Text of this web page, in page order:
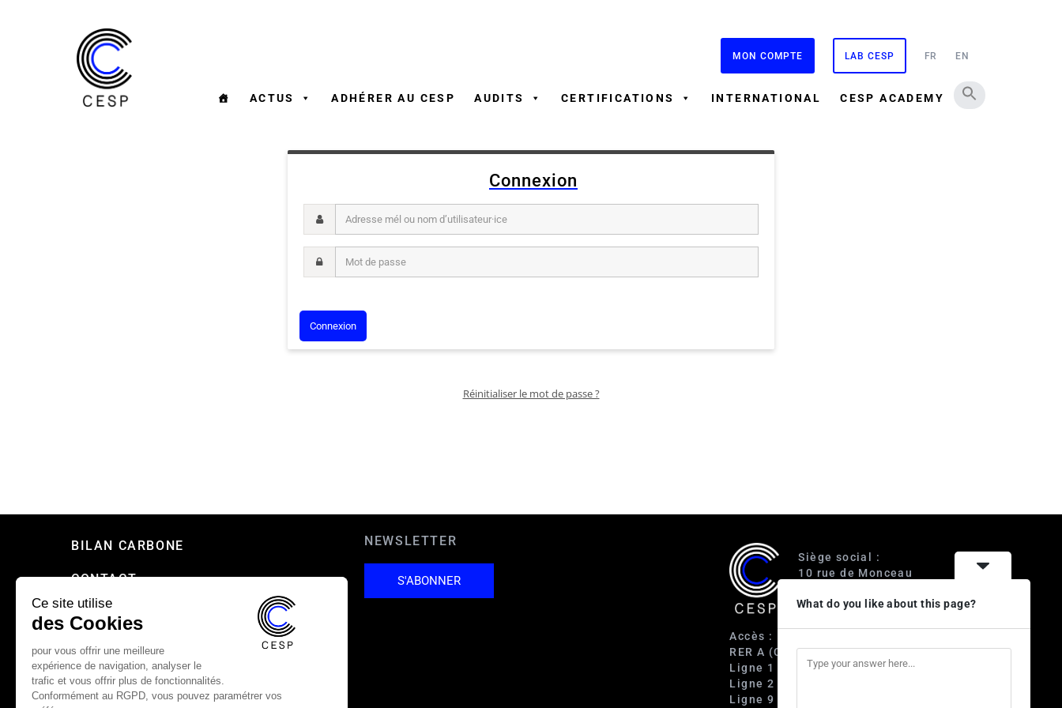
MON COMPTE LAB CESP FR EN
ACTUS ADHÉRER AU CESP AUDITS CERTIFICATIONS INTERNATIONAL CESP ACADEMY
Connexion
Réinitialiser le mot de passe ?
BILAN CARBONE
CONTACT
PRESSE
RECRUTEMENT
MENTIONS LÉGALES
NEWSLETTER
S'ABONNER
Siège social :
10 rue de Monceau
Accès :
RER A (Charles de Gaulle-Étoile)
Ligne 1 (George V)
Ligne 2 (Courcelles)
Ligne 9 (Saint-Philippe du Roule)
What do you like about this page?
Ce site utilise
des Cookies
pour vous offrir une meilleure
expérience de navigation, analyser le
trafic et vous offrir plus de fonctionnalités.
Conformément au RGPD, vous pouvez paramétrer vos